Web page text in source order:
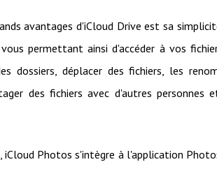
avantages d'iCloud Drive est sa
permettant ainsi d'accéder à vos
dossiers, déplacer des fichiers, les
des fichiers avec d'autres
iCloud Photos s'intègre à l'application